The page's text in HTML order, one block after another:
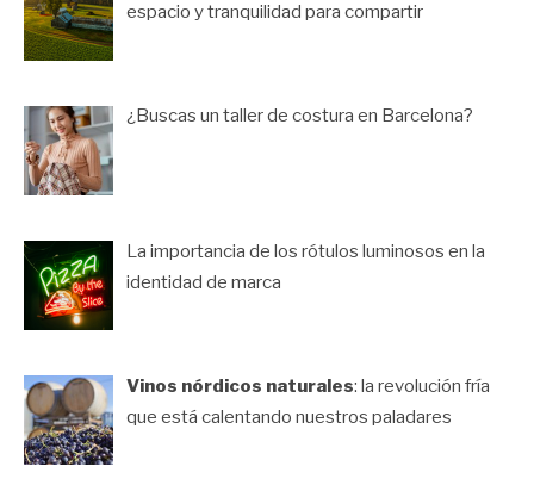
espacio y tranquilidad para compartir
¿Buscas un taller de costura en Barcelona?
La importancia de los rótulos luminosos en la
identidad de marca
Vinos nórdicos naturales: la revolución fría
que está calentando nuestros paladares